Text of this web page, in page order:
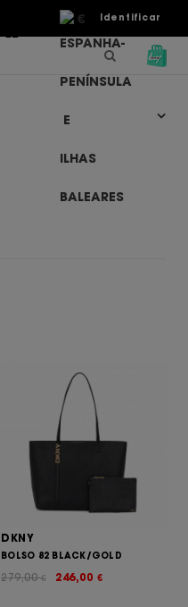
Identificar
€
DKNY
BOLSO 82 BLACK/GOLD
246,00 €
279,00€